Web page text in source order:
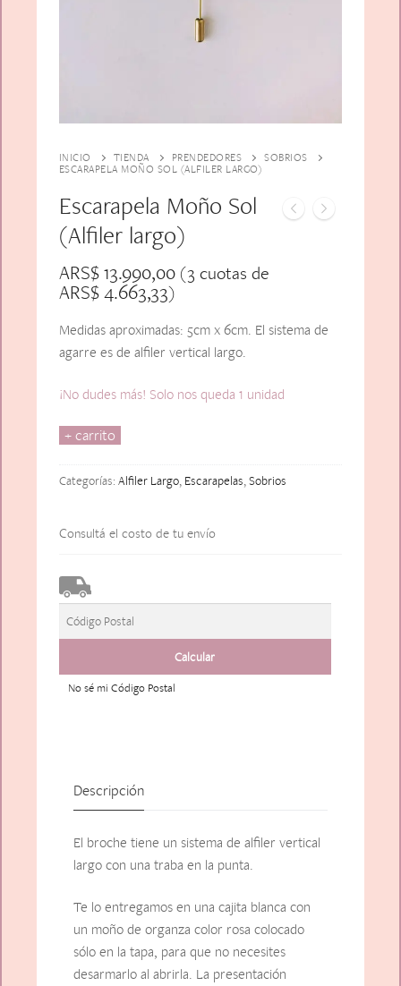
Alfiler Largo
Lazos
Peinetas
Adicionales
INICIO TIENDA PRENDEDORES
SOBRIOS
ESCARAPELA MOÑO SOL (ALFILER LARGO)
Escarapela Moño Sol
(Alfiler largo)
ARS$13.990,00(3 cuotas de
ARS$4.663,33)
Medidas aproximadas: 5cm x 6cm. El sistema de
agarre es de alfiler vertical largo.
¡No dudes más! Solo nos queda 1 unidad
Escarapela
Sol
largo)
+ carrito
Categorías: Alfiler Largo, Escarapelas,Sobrios
Consultá el costo de tu envío
No sé mi Código Postal
Descripción
El broche tiene un sistema de alfiler vertical
largo con una traba en la punta.
Te lo entregamos en una cajita blanca con
un moño de organza color rosa colocado
sólo en la tapa, para que no necesites
desarmarlo al abrirla. La presentación